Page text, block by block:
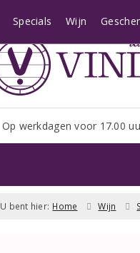
Op werkdagen voor 17.00
Specials Wijn
U bent hier: Home Wijn